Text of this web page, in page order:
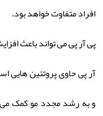
افراد متفاوت خواهد بود.
پی آر پی می تواند باعث
آر پی حاوی پروتئین هایی
و به رشد مجدد مو کمک